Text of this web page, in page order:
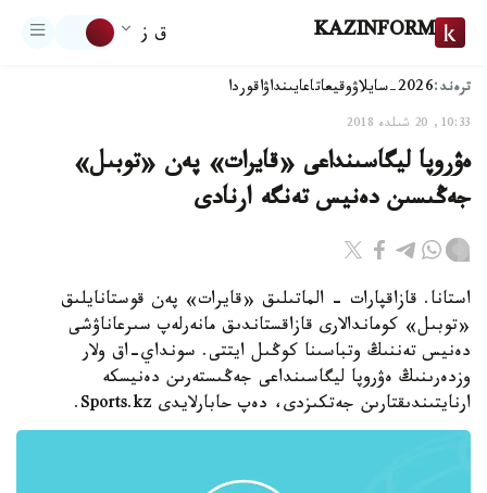
KAZINFORM ق ز
ترەند:2026-سايلاۋ وقيعاتاعايىنداۋاقوردا
10:33, 20 شىلدە 2018
ەۋروپا ليگاسىنداعى «قايرات» پەن «توبىل»
جەڭىسىن دەنيس تەنگە ارنادى
استانا. قازاقپارات - الماتىلىق «قايرات» پەن قوستانايلىق
«توبىل» كوماندالارى قازاقستاندىق مانەرلەپ سىرعاناۋشى
دەنيس تەننىڭ وتباسىنا كوڭىل ايتتى. سونداي-اق ولار
وزدەرىنىڭ ەۋروپا ليگاسىنداعى جەڭىستەرىن دەنيسكە
ارنايتىندىقتارىن جەتكىزدى، دەپ حابارلايدى Sports.kz.